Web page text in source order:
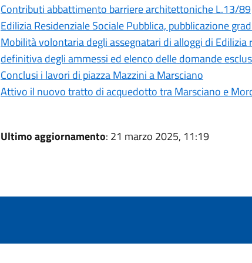
Contributi abbattimento barriere architettoniche L.13/89
Edilizia Residenziale Sociale Pubblica, pubblicazione
Mobilità volontaria degli assegnatari di alloggi di
definitiva degli ammessi ed elenco delle domande
Conclusi i lavori di piazza Mazzini a Marsciano
Attivo il nuovo tratto di acquedotto tra Marsciano e
Ultimo aggiornamento: 21 marzo 2025, 11:19